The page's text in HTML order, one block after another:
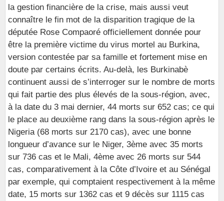
la gestion financière de la crise, mais aussi veut
connaître le fin mot de la disparition tragique de la
députée Rose Compaoré officiellement donnée pour
être la première victime du virus mortel au Burkina,
version contestée par sa famille et fortement mise en
doute par certains écrits. Au-delà, les Burkinabè
continuent aussi de s’interroger sur le nombre de morts
qui fait partie des plus élevés de la sous-région, avec,
à la date du 3 mai dernier, 44 morts sur 652 cas; ce qui
le place au deuxième rang dans la sous-région après le
Nigeria (68 morts sur 2170 cas), avec une bonne
longueur d’avance sur le Niger, 3ème avec 35 morts
sur 736 cas et le Mali, 4ème avec 26 morts sur 544
cas, comparativement à la Côte d’Ivoire et au Sénégal
par exemple, qui comptaient respectivement à la même
date, 15 morts sur 1362 cas et 9 décès sur 1115 cas